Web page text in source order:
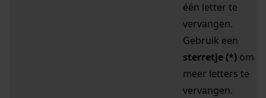
één letter te
vervangen.
Gebruik een
sterretje (*) om
meer letters te
vervangen.